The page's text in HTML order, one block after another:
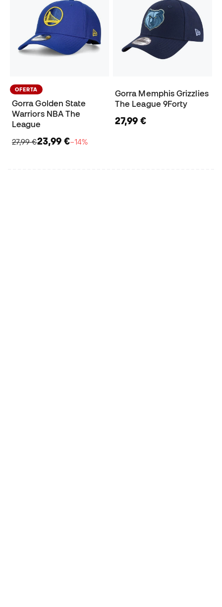
OFERTA
Gorra Golden State
Warriors NBA The
League
27,99 €23,99 €−14%
Gorra Memphis Grizzlies
The League 9Forty
27,99 €